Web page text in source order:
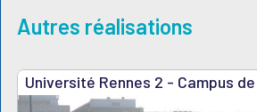
Autres réalisations
Université Rennes 2 - Campus